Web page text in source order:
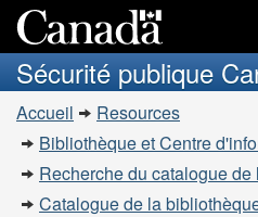
à
Recherche
et
menus
Sécurité publique
Vous
êtes
ici
Accueil
Resources
Bibliothèque et Centre
Recherche du catalogue
Catalogue de la